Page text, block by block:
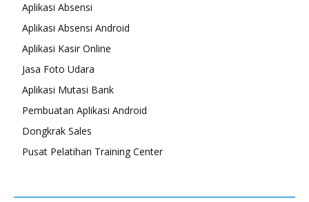
Aplikasi Absensi
Aplikasi Absensi Android
Aplikasi Kasir Online
Jasa Foto Udara
Aplikasi Mutasi Bank
Pembuatan Aplikasi Android
Dongkrak Sales
Pusat Pelatihan Training Center